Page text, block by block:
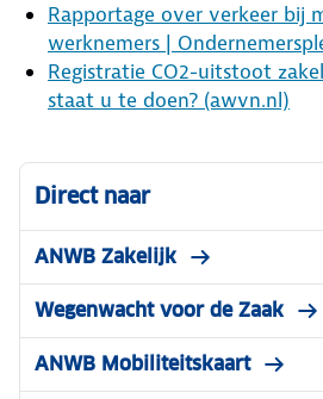
Rapportage over verkeer bij
werknemers |
Registratie CO2-uitstoot
staat u te doen? (awvn.nl)
Direct naar
ANWB Zakelijk
Wegenwacht voor de Zaak
ANWB Mobiliteitskaart